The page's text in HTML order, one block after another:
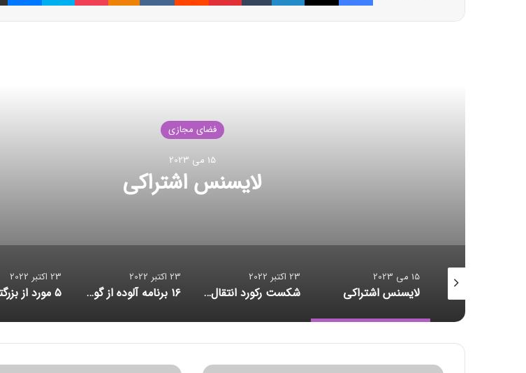
فضای مجازی
لایسنس اشتراکی
خرید بیمه: سنتی یا آنلاین؟ کدامیک تجربه بهتری برای مشتریان ایجاد می‌کند؟ لایسنس اشتراکی شکست رکورد انتقال داده ۱۶ برنامه آلوده از گوگل پلی پاک شدند